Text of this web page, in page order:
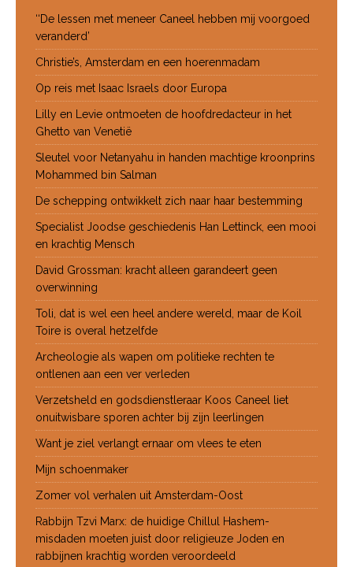
‘‘De lessen met meneer Caneel hebben mij voorgoed
veranderd’
Christie’s, Amsterdam en een hoerenmadam
Op reis met Isaac Israels door Europa
Lilly en Levie ontmoeten de hoofdredacteur in het
Ghetto van Venetië
Sleutel voor Netanyahu in handen machtige kroonprins
Mohammed bin Salman
De schepping ontwikkelt zich naar haar bestemming
Specialist Joodse geschiedenis Han Lettinck, een mooi
en krachtig Mensch
David Grossman: kracht alleen garandeert geen
overwinning
Toli, dat is wel een heel andere wereld, maar de Koil
Toire is overal hetzelfde
Archeologie als wapen om politieke rechten te
ontlenen aan een ver verleden
Verzetsheld en godsdienstleraar Koos Caneel liet
onuitwisbare sporen achter bij zijn leerlingen
Want je ziel verlangt ernaar om vlees te eten
Mijn schoenmaker
Zomer vol verhalen uit Amsterdam-Oost
Rabbijn Tzvi Marx: de huidige Chillul Hashem-
misdaden moeten juist door religieuze Joden en
rabbijnen krachtig worden veroordeeld